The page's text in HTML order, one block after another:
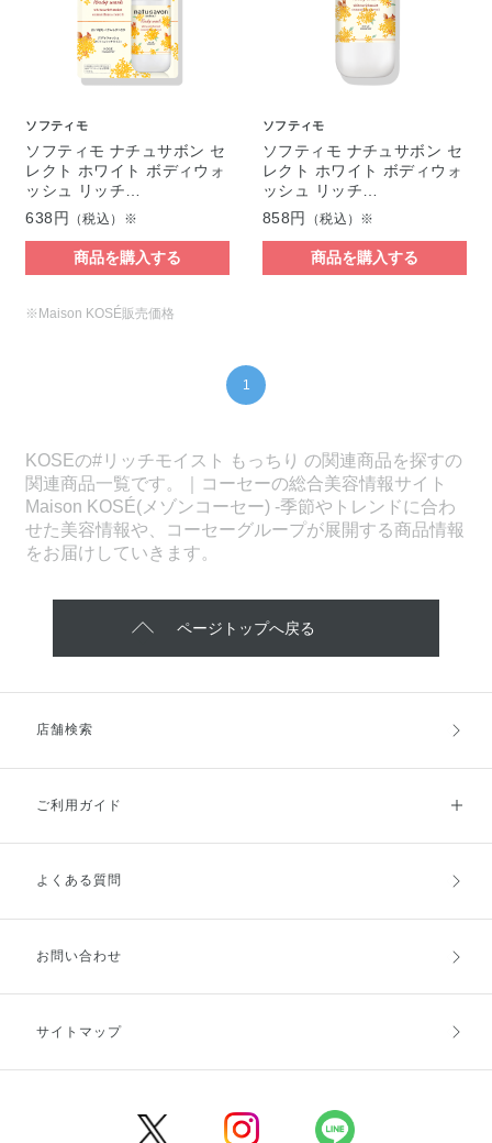
ソフティモ
ソフティモ ナチュサボン セ
レクト ホワイト ボディウォ
ッシュ リッチ…
638円
（税込）※
商品を購入する
ソフティモ
ソフティモ ナチュサボン セ
レクト ホワイト ボディウォ
ッシュ リッチ…
858円
（税込）※
商品を購入する
※Maison KOSÉ販売価格
1
KOSEの#リッチモイスト もっちり の関連商品を探すの
関連商品一覧です。｜コーセーの総合美容情報サイト
Maison KOSÉ(メゾンコーセー) -季節やトレンドに合わ
せた美容情報や、コーセーグループが展開する商品情報
をお届けしていきます。
ページトップへ戻る
店舗検索
ご利用ガイド
ご利用ガイドトップ
お支払方法
キャンセル・返品・交換
よくある質問
お問い合わせ
サイトマップ